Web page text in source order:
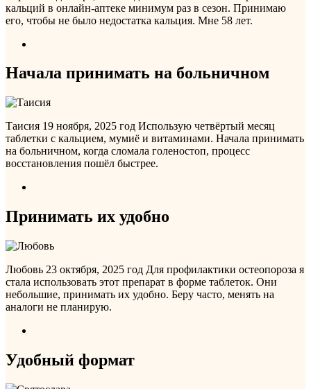
кальций в онлайн-аптеке минимум раз в сезон. Принимаю
его, чтобы не было недостатка кальция. Мне 58 лет.
Начала принимать на больничном
Таисия 19 ноября, 2025 год Использую четвёртый месяц
таблетки с кальцием, мумиё и витаминами. Начала принимать
на больничном, когда сломала голеностоп, процесс
восстановления пошёл быстрее.
Принимать их удобно
Любовь 23 октября, 2025 год Для профилактики остеопороза я
стала использовать этот препарат в форме таблеток. Они
небольшие, принимать их удобно. Беру часто, менять на
аналоги не планирую.
Удобный формат